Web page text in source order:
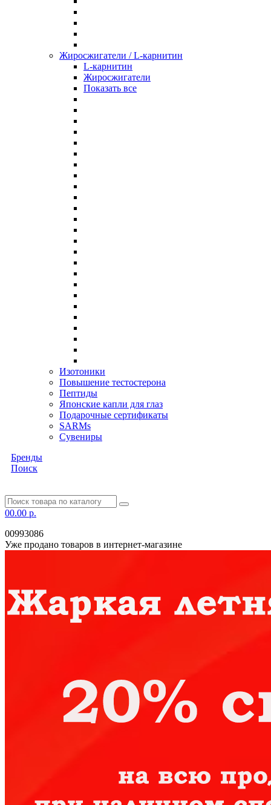
Жиросжигатели / L-карнитин
L-карнитин
Жиросжигатели
Показать все
Изотоники
Повышение тестостерона
Пептиды
Японские капли для глаз
Подарочные сертификаты
SARMs
Сувениры
Бренды
Поиск
00.00 р.
00993086
Уже продано товаров в интернет-магазине